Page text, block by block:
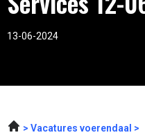
13-06-2024
Vacatures voerendaal